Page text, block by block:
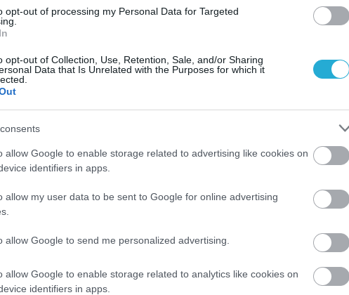
opt-out of processing my Personal Data for Targeted
opt-out of Collection, Use, Retention, Sale, and/or Sharing
Data that Is Unrelated with the Purposes for which it
allow Google to enable storage related to advertising like cookies on
identifiers in apps.
allow my user data to be sent to Google for online advertising
allow Google to send me personalized advertising.
allow Google to enable storage related to analytics like cookies on
identifiers in apps.
ΔΙΟΙΚΗΤΙΚΑ ΝΕΑ 24/02/2015
Αναβολή με…ερωτηματικά
Τα όσα δυσάρεστα διαδραματίστηκαν στο ποδοσφαιρικό ντέρμπι
«αιωνίων» της Λεωφόρου Αλεξάνδρας την Κυριακή, αλλά συνεχίστηκαν
και σήμερα στα γραφεία της Superleague οδήγησαν την Κυβέρνηση στην
απόφαση διακοπής των πρωταθλημάτων του ποδοσφαίρου, ενώ αύριο